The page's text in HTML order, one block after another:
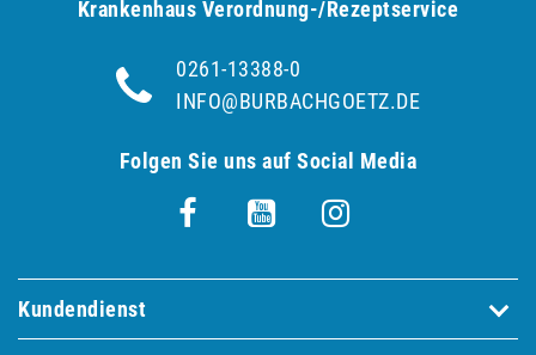
Krankenhaus Verordnung-/Rezeptservice
0261-13388-0
INFO@BURBACHGOETZ.DE
Folgen Sie uns auf Social Media
Kundendienst